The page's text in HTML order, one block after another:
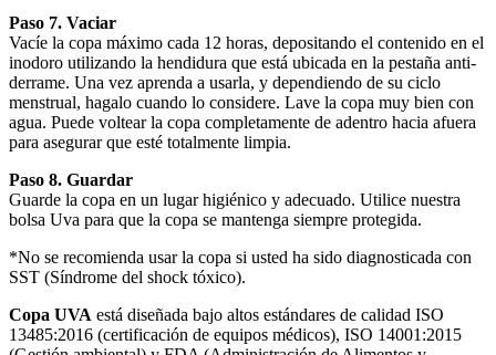
Paso 7. Vaciar
Vacíe la copa máximo cada 12 horas, depositando el contenido en el
inodoro utilizando la hendidura que está ubicada en la pestaña anti-
derrame. Una vez aprenda a usarla, y dependiendo de su ciclo
menstrual, hagalo cuando lo considere. Lave la copa muy bien con
agua. Puede voltear la copa completamente de adentro hacia afuera
para asegurar que esté totalmente limpia.
Paso 8. Guardar
Guarde la copa en un lugar higiénico y adecuado. Utilice nuestra
bolsa Uva para que la copa se mantenga siempre protegida.
*No se recomienda usar la copa si usted ha sido diagnosticada con
SST (Síndrome del shock tóxico).
Copa UVA está diseñada bajo altos estándares de calidad ISO
13485:2016 (certificación de equipos médicos), ISO 14001:2015